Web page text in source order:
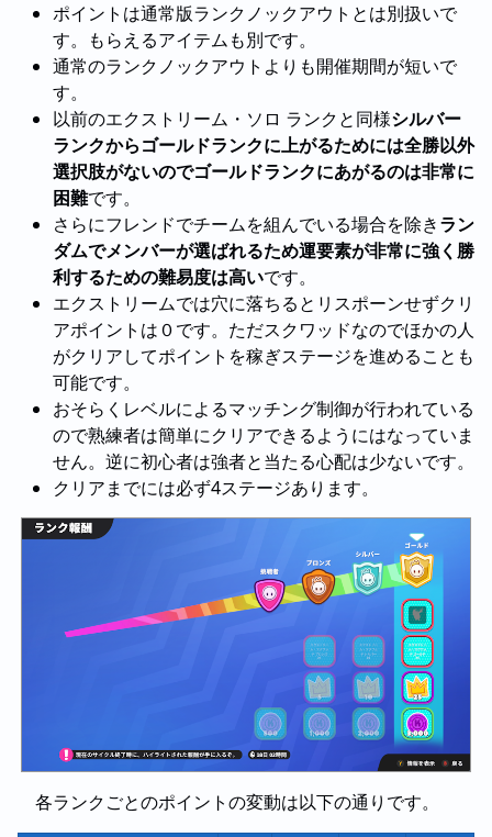
ポイントは通常版ランクノックアウトとは別扱いで
す。もらえるアイテムも別です。
通常のランクノックアウトよりも開催期間が短いで
す。
以前のエクストリーム・ソロ ランクと同様シルバー
ランクからゴールドランクに上がるためには全勝以外
選択肢がないのでゴールドランクにあがるのは非常に
困難です。
さらにフレンドでチームを組んでいる場合を除きラン
ダムでメンバーが選ばれるため運要素が非常に強く勝
利するための難易度は高いです。
エクストリームでは穴に落ちるとリスポーンせずクリ
アポイントは０です。ただスクワッドなのでほかの人
がクリアしてポイントを稼ぎステージを進めることも
可能です。
おそらくレベルによるマッチング制御が行われている
ので熟練者は簡単にクリアできるようにはなっていま
せん。逆に初心者は強者と当たる心配は少ないです。
クリアまでには必ず4ステージあります。
各ランクごとのポイントの変動は以下の通りです。